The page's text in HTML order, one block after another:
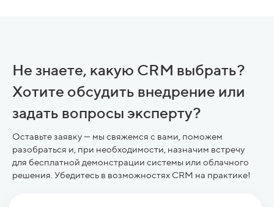
Не знаете, какую CRM выбрать?
Хотите обсудить внедрение или
задать вопросы эксперту?
Оставьте заявку — мы свяжемся с вами, поможем
разобраться и, при необходимости, назначим встречу
для бесплатной демонстрации системы или облачного
решения. Убедитесь в возможностях CRM на практике!